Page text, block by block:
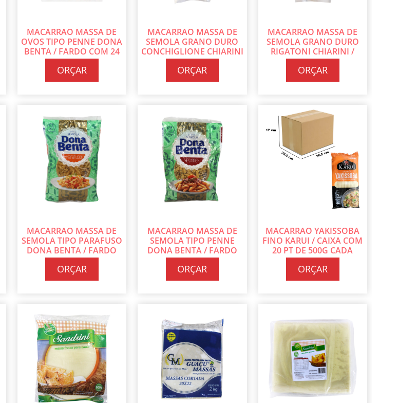
MACARRAO MASSA DE
OVOS TIPO PENNE DONA
BENTA / FARDO COM 24
PT DE 500G CADA
ORÇAR
MACARRAO MASSA DE
SEMOLA GRANO DURO
CONCHIGLIONE CHIARINI
/ CAIXA COM 20 PT DE
400G CADA
ORÇAR
MACARRAO MASSA DE
SEMOLA GRANO DURO
RIGATONI CHIARINI /
CAIXA COM 20 PT DE 400G
CADA
ORÇAR
MACARRAO MASSA DE
SEMOLA TIPO PARAFUSO
DONA BENTA / FARDO
COM 24 PT DE 500G CADA
ORÇAR
MACARRAO MASSA DE
SEMOLA TIPO PENNE
DONA BENTA / FARDO
COM 24 PT DE 500G CADA
ORÇAR
MACARRAO YAKISSOBA
FINO KARUI / CAIXA COM
20 PT DE 500G CADA
ORÇAR